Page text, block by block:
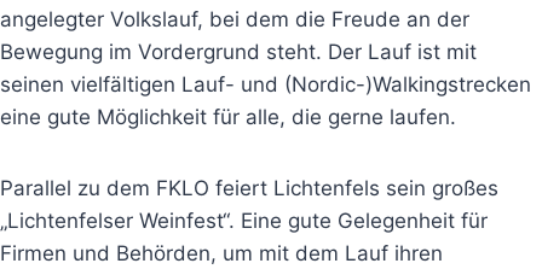
angelegter Volkslauf, bei dem die Freude an der
Bewegung im Vordergrund steht. Der Lauf ist mit
seinen vielfältigen Lauf- und (Nordic-)Walkingstrecken
eine gute Möglichkeit für alle, die gerne laufen.
Parallel zu dem FKLO feiert Lichtenfels sein großes
„Lichtenfelser Weinfest“. Eine gute Gelegenheit für
Firmen und Behörden, um mit dem Lauf ihren